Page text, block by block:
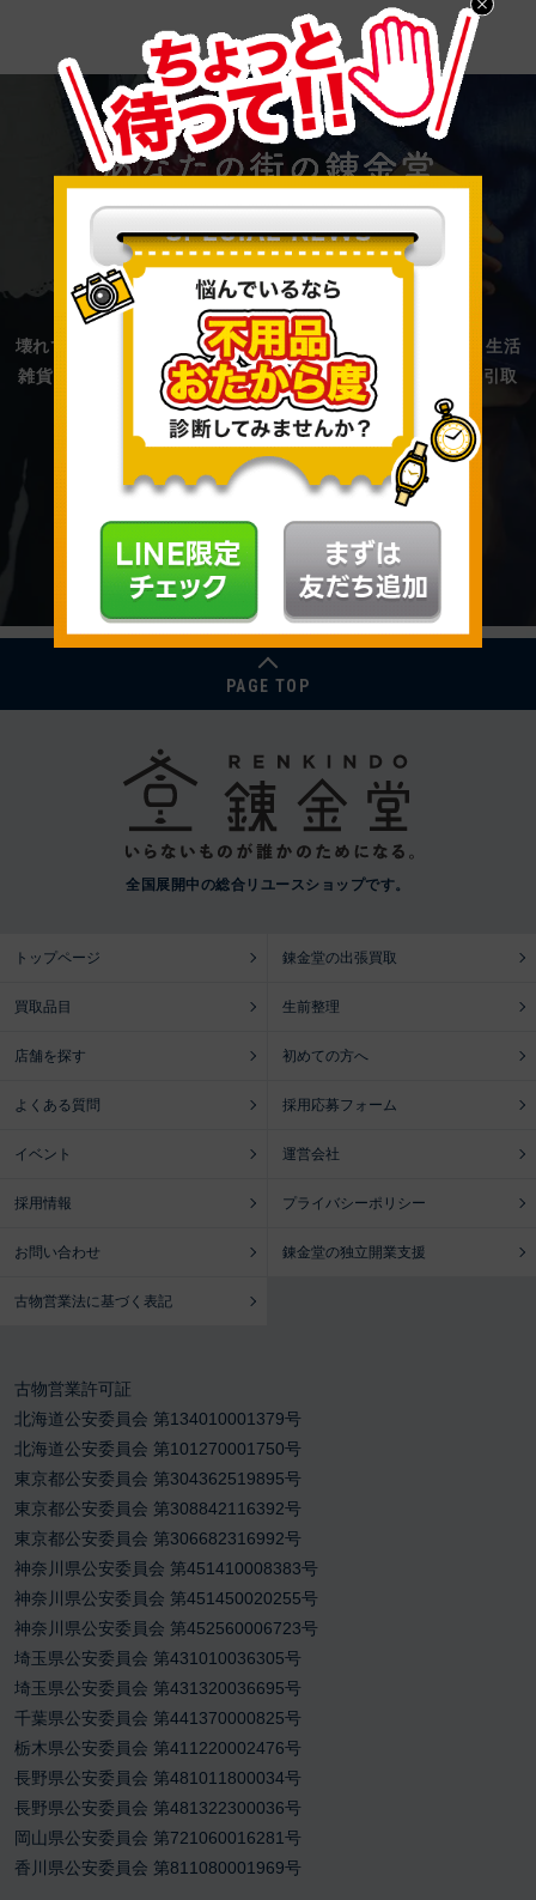
錬金堂は
全国の実店舗にて
中古品買取を行う総合リユースショップです。
壊れていたり捨てようとしていた、ガラクタ、ジャンク品、生活
雑貨、古いもの、いらないもの、ジャマなもの…。
買取 or 引取
させていただきます！
リユースをもっと楽しく！錬金堂に行ってみよう！
PAGE TOP
全国展開中の総合リユースショップです。
トップページ 錬金堂の出張買取
買取品目 生前整理
店舗を探す 初めての方へ
よくある質問 採用応募フォーム
イベント 運営会社
採用情報 プライバシーポリシー
お問い合わせ 錬金堂の独立開業支援
古物営業法に基づく表記
古物営業許可証
北海道公安委員会 第134010001379号
北海道公安委員会 第101270001750号
東京都公安委員会 第304362519895号
東京都公安委員会 第308842116392号
東京都公安委員会 第306682316992号
神奈川県公安委員会 第451410008383号
神奈川県公安委員会 第451450020255号
神奈川県公安委員会 第452560006723号
埼玉県公安委員会 第431010036305号
埼玉県公安委員会 第431320036695号
千葉県公安委員会 第441370000825号
栃木県公安委員会 第411220002476号
長野県公安委員会 第481011800034号
長野県公安委員会 第481322300036号
岡山県公安委員会 第721060016281号
香川県公安委員会 第811080001969号